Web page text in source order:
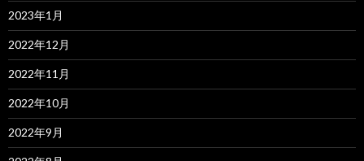
2023年1月
2022年12月
2022年11月
2022年10月
2022年9月